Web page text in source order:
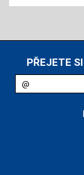
PŘEJETE